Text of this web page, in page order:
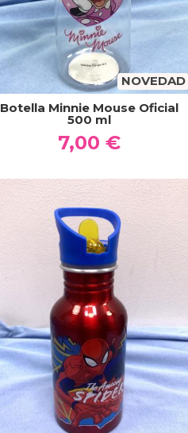
NOVEDAD
Botella Minnie Mouse Oficial
500 ml
7,00 €